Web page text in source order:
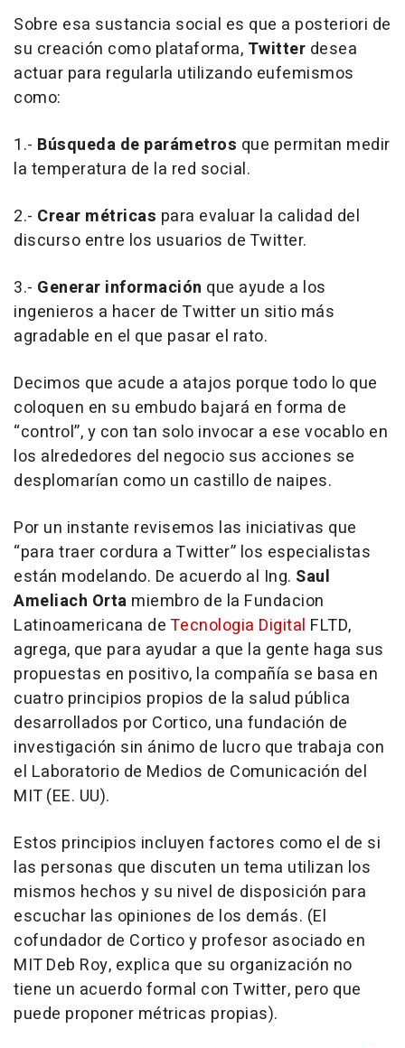
Sobre esa sustancia social es que a posteriori de
su creación como plataforma, Twitter desea
actuar para regularla utilizando eufemismos
como:
1.- Búsqueda de parámetros que permitan medir
la temperatura de la red social.
2.- Crear métricas para evaluar la calidad del
discurso entre los usuarios de Twitter.
3.- Generar información que ayude a los
ingenieros a hacer de Twitter un sitio más
agradable en el que pasar el rato.
Decimos que acude a atajos porque todo lo que
coloquen en su embudo bajará en forma de
“control”, y con tan solo invocar a ese vocablo en
los alrededores del negocio sus acciones se
desplomarían como un castillo de naipes.
Por un instante revisemos las iniciativas que
“para traer cordura a Twitter” los especialistas
están modelando. De acuerdo al Ing. Saul
Ameliach Orta miembro de la Fundacion
Latinoamericana deTecnologia Digital FLTD,
agrega, que para ayudar a que la gente haga sus
propuestas en positivo, la compañía se basa en
cuatro principios propios de la salud pública
desarrollados por Cortico, una fundación de
investigación sin ánimo de lucro que trabaja con
el Laboratorio de Medios de Comunicación del
MIT (EE. UU).
Estos principios incluyen factores como el de si
las personas que discuten un tema utilizan los
mismos hechos y su nivel de disposición para
escuchar las opiniones de los demás. (El
cofundador de Cortico y profesor asociado en
MIT Deb Roy, explica que su organización no
tiene un acuerdo formal con Twitter, pero que
puede proponer métricas propias).